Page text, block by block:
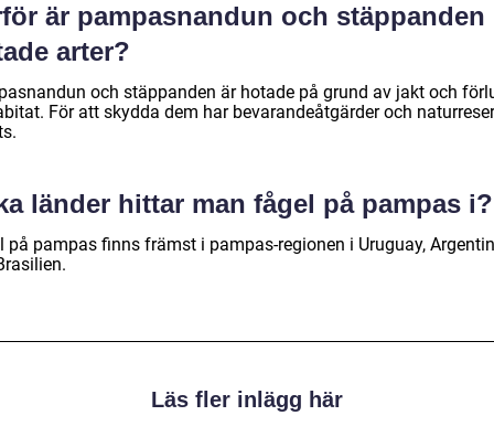
är pampasnandun och stäppanden
arter?
och stäppanden är hotade på grund av jakt och
För att skydda dem har bevarandeåtgärder och
länder hittar man fågel på pampas i?
på pampas finns främst i pampas-regionen i Uruguay,
Läs fler inlägg här